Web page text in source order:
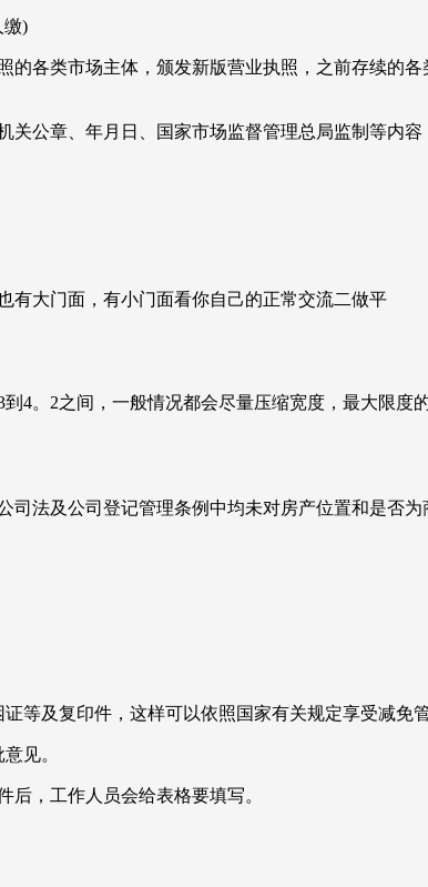
缴)
各类市场主体，颁发新版营业执照，之前存续的
公章、年月日、国家市场监督管理总局监制等内
有大门面，有小门面看你自己的正常交流二做平
4。2之间，一般情况都会尽量压缩宽度，最大限度
法及公司登记管理条例中均未对房产位置和是否为
等及复印件，这样可以依照国家有关规定享受减免
见。
，工作人员会给表格要填写。